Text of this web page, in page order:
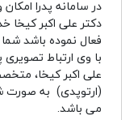
در سامانه پدرا
دکتر علی اکبر کیخا
فعال نموده باشد
با وی ارتباط تصویری
علی اکبر کیخا،
(ارتوپدی) به صورت
می باشد.